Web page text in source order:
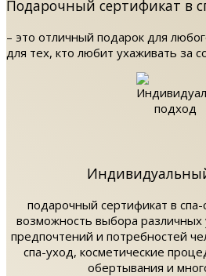
Подарочный сертификат в
– это отличный подарок для
для тех, кто любит ухаживать за
подарочный сертификат в спа-
возможность выбора различных
предпочтений и потребностей
спа-уход, косметические
обертывания и